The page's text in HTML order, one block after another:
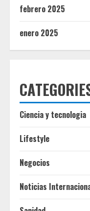
febrero 2025
enero 2025
Ciencia y tecnologia
Lifestyle
Negocios
Noticias